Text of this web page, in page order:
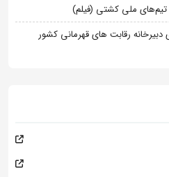
ملی کشتی (فیلم)
رقابت های قهرمانی کشور